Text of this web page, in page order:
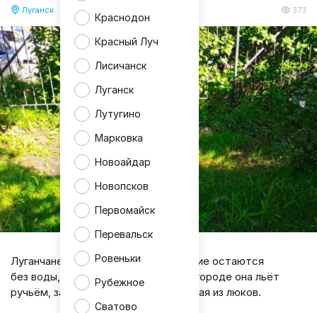
Краснодон
Красный Луч
Лисичанск
Луганск
Лутугино
Марковка
Новоайдар
Новопсков
Первомайск
Перевальск
Ровеньки
Рубежное
Сватово
Луганск 06.06.2026 17:19 373
и
Луганчане бьют тревогу - пока многие остаются
без воды, по некоторым адресам в городе она льёт
ручьём, затапливая подвалы и вытекая из люков.